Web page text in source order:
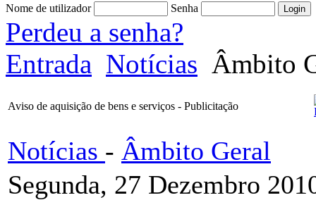
Nome de utilizador Senha
Perdeu a senha?
Entrada Notícias Âmbito
Aviso de aquisição de bens e serviços - Publicitação
Notícias - Âmbito Geral
Segunda, 27 Dezembro